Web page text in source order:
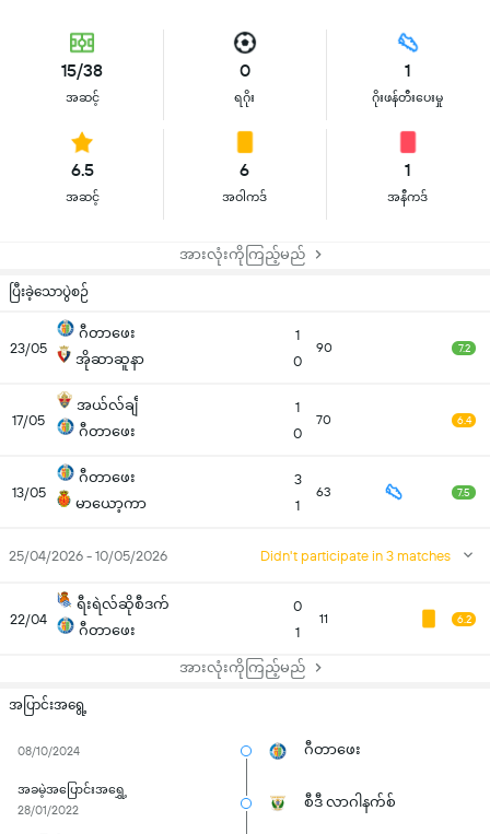
15/38
အဆင့်
0
ရဂိုး
1
ဂိုးဖန်တီးပေးမှု
6.5
အဆင့်
6
အဝါကဒ်
1
အနီကဒ်
အားလုံးကိုကြည့်မည်
ပြီးခဲ့သောပွဲစဉ်
23/05
ဂီတာဖေး
အိုဆာဆူနာ
1
0
90 7.2
17/05
အယ်လ်ချီ
ဂီတာဖေး
1
0
70 6.4
13/05
ဂီတာဖေး
မာယော့ကာ
3
1
63 7.5
25/04/2026 - 10/05/2026 Didn't participate in 3 matches
22/04
ရီးရဲလ်ဆိုစီဒက်
ဂီတာဖေး
0
1
11 6.2
အားလုံးကိုကြည့်မည်
အပြာင်းအရွေ့
08/10/2024 ဂီတာဖေး
အခမဲ့အပြောင်းအရွှေ့
28/01/2022
စီဒီ လာဂါနက်စ်